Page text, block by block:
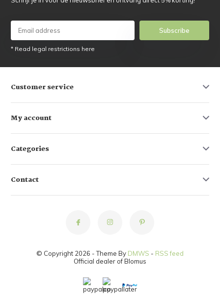
Subscribe
* Read legal restrictions here
Customer service
My account
Categories
Contact
© Copyright 2026 - Theme By DMWS - RSS feed
Official dealer of Blomus